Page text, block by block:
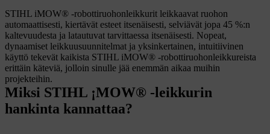
STIHL iMOW® -robottiruohonleikkurit leikkaavat ruohon
automaattisesti, kiertävät esteet itsenäisesti, selviävät jopa 45 %:n
kaltevuudesta ja latautuvat tarvittaessa itsenäisesti. Nopeat,
dynaamiset leikkuusuunnitelmat ja yksinkertainen, intuitiivinen
käyttö tekevät kaikista STIHL iMOW® -robottiruohonleikkureista
erittäin käteviä, jolloin sinulle jää enemmän aikaa muihin
projekteihin.
Miksi STIHL ¡MOW® -leikkurin
hankinta kannattaa?